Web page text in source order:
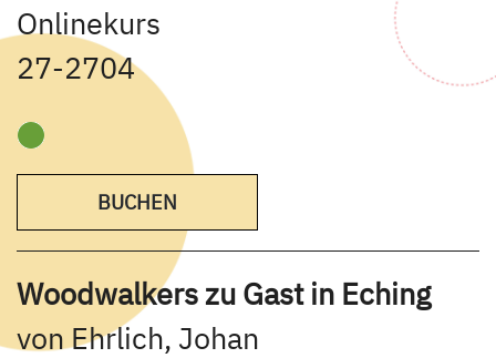
Onlinekurs
27-2704
BUCHEN
Woodwalkers zu Gast in Eching
von Ehrlich, Johan